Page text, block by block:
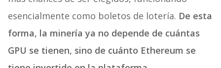
esencialmente como boletos de lotería. De esta
forma, la minería ya no depende de cuántas
GPU se tienen, sino de cuánto Ethereum se